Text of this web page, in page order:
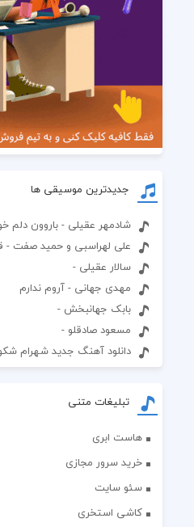
جدیدترین موسیقی ها
شادمهر عقیلی - باروون دلم
علی لهراسبی و حمید صفت
سالار عقیلی -
مهدی جهانی - آروم ندارم
بابک جهانبخش -
مسعود صادقلو -
دانلود آهنگ جدید شهرام
تبلیغات متنی
هاست ابری
خرید سرور مجازی
سئو سایت
کاشی استخری